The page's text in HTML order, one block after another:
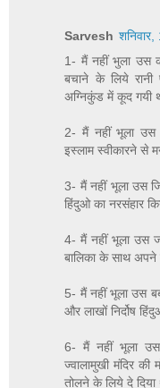
Sarvesh
1- मैं नहीं भुला उस
बचाने के लिये
अग्निकुंड में कूद गयी
2- मैं नहीं भूला उस
इस्लाम स्वीकारने से
3- मैं नहीं भूला उस
हिंदुओ का नरसंहार
4- मैं नहीं भूला उस
बालिका के साथ अपने
5- मैं नहीं भूला उस
और लाखों निर्दोष
6- मैं नहीं भूला उस
ज्वालामुखी मंदिर की
तोलने के लिये दे दिया